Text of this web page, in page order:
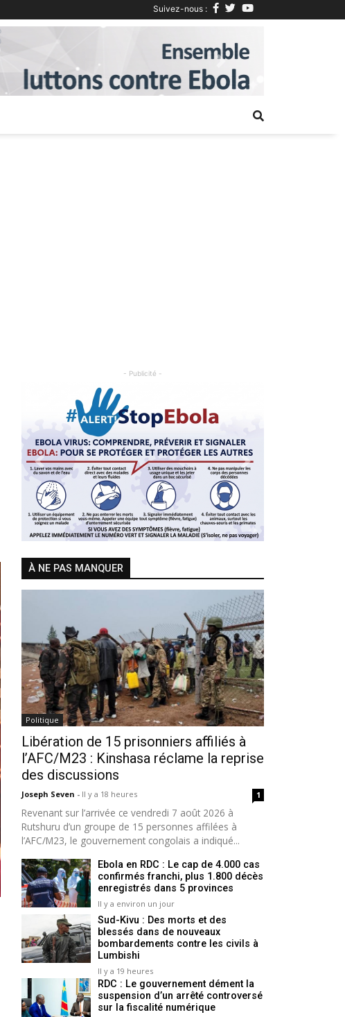
Suivez-nous :
Next
- Publicité -
Previous Next
À NE PAS MANQUER
Politique
Libération de 15 prisonniers affiliés à
l’AFC/M23 : Kinshasa réclame la reprise
des discussions
Joseph Seven - Il y a 18 heures 1
Revenant sur l’arrivée ce vendredi 7 août 2026 à
Rutshuru d’un groupe de 15 personnes affilées à
l’AFC/M23, le gouvernement congolais a indiqué...
Ebola en RDC : Le cap de 4.000 cas
confirmés franchi, plus 1.800 décès
enregistrés dans 5 provinces
Il y a environ un jour
Sud-Kivu : Des morts et des
blessés dans de nouveaux
bombardements contre les civils à
Lumbishi
Il y a 19 heures
RDC : Le gouvernement dément la
suspension d’un arrêté controversé
sur la fiscalité numérique